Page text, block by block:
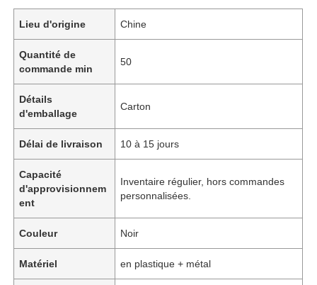
Lieu d'origine Chine
Quantité de
commande min
50
Détails
d'emballage
Carton
Délai de livraison 10 à 15 jours
Capacité
d'approvisionnem
ent
Inventaire régulier, hors commandes
personnalisées.
Couleur Noir
Matériel en plastique + métal